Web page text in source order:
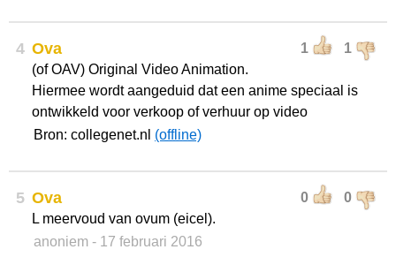
4 1 1
Ova
(of OAV) Original Video Animation.
Hiermee wordt aangeduid dat een anime speciaal is
ontwikkeld voor verkoop of verhuur op video
Bron: collegenet.nl (offline)
5 0 0
Ova
L meervoud van ovum (eicel).
anoniem - 17 februari 2016